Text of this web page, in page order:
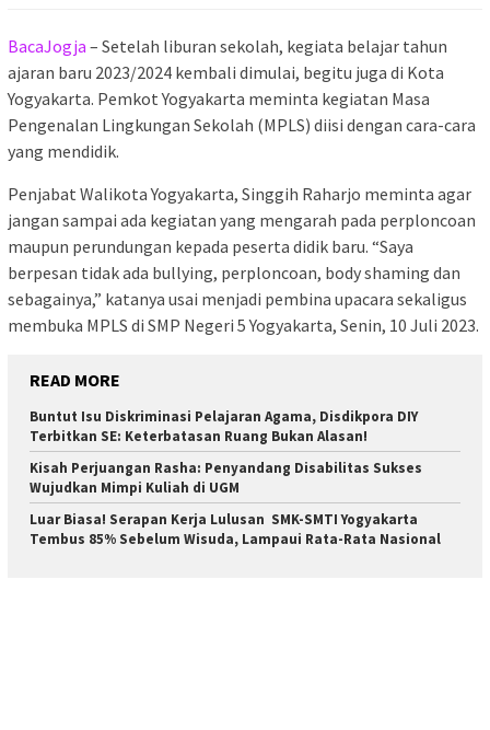
BacaJogja – Setelah liburan sekolah, kegiata belajar tahun
ajaran baru 2023/2024 kembali dimulai, begitu juga di Kota
Yogyakarta. Pemkot Yogyakarta meminta kegiatan Masa
Pengenalan Lingkungan Sekolah (MPLS) diisi dengan cara-cara
yang mendidik.
Penjabat Walikota Yogyakarta, Singgih Raharjo meminta agar
jangan sampai ada kegiatan yang mengarah pada perploncoan
maupun perundungan kepada peserta didik baru. “Saya
berpesan tidak ada bullying, perploncoan, body shaming dan
sebagainya,” katanya usai menjadi pembina upacara sekaligus
membuka MPLS di SMP Negeri 5 Yogyakarta, Senin, 10 Juli 2023.
READ MORE
Buntut Isu Diskriminasi Pelajaran Agama, Disdikpora DIY
Terbitkan SE: Keterbatasan Ruang Bukan Alasan!
Kisah Perjuangan Rasha: Penyandang Disabilitas Sukses
Wujudkan Mimpi Kuliah di UGM
Luar Biasa! Serapan Kerja Lulusan SMK-SMTI Yogyakarta
Tembus 85% Sebelum Wisuda, Lampaui Rata-Rata Nasional